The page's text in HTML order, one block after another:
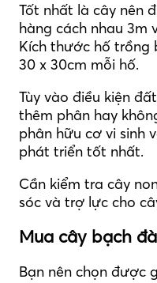
Tốt nhất là cây nên
hàng cách nhau 3m
Kích thước hố trồng
30 x 30cm mỗi hố.
Tùy vào điều kiện
thêm phân hay
phân hữu cơ vi sinh
phát triển tốt nhất.
Cần kiểm tra cây
sóc và trợ lực cho
Mua cây bạch
Bạn nên chọn được